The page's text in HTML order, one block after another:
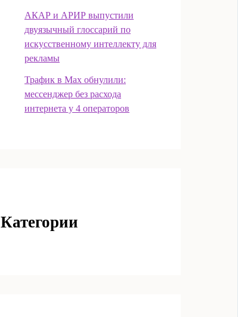
АКАР и АРИР выпустили
двуязычный глоссарий по
искусственному интеллекту для
рекламы
Трафик в Max обнулили:
мессенджер без расхода
интернета у 4 операторов
Категории